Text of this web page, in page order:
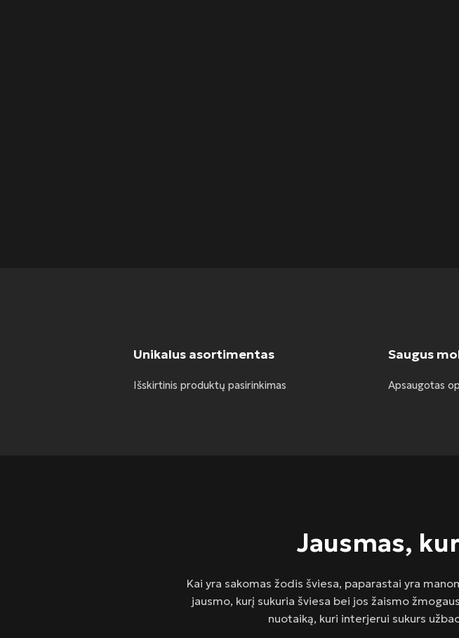
Unikalus asortimentas
Išskirtinis produktų pasirinkimas
Saugus
Apsaugotas
Jausmas,
Kai yra sakomas žodis šviesa, paparastai yra
jausmo, kurį sukuria šviesa bei jos žaismo
nuotaiką, kuri interjerui sukurs